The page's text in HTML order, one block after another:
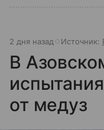
2 дня назад Источник:
В
от медуз